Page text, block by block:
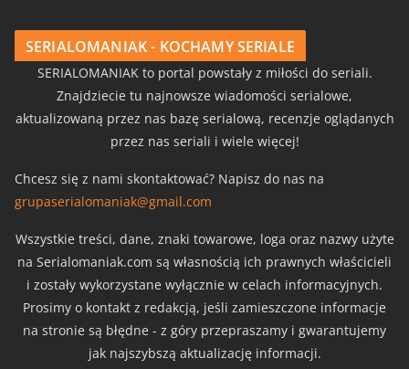
SERIALOMANIAK - KOCHAMY SERIALE
SERIALOMANIAK to portal powstały z miłości do seriali.
Znajdziecie tu najnowsze wiadomości serialowe,
aktualizowaną przez nas bazę serialową, recenzje oglądanych
przez nas seriali i wiele więcej!
Chcesz się z nami skontaktować? Napisz do nas na
grupaserialomaniak@gmail.com
Wszystkie treści, dane, znaki towarowe, loga oraz nazwy użyte
na Serialomaniak.com są własnością ich prawnych właścicieli
i zostały wykorzystane wyłącznie w celach informacyjnych.
Prosimy o kontakt z redakcją, jeśli zamieszczone informacje
na stronie są błędne - z góry przepraszamy i gwarantujemy
jak najszybszą aktualizację informacji.